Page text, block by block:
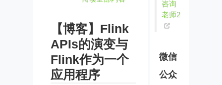
【博客】Flink
APIs的演变与
Flink作为一个
应用程序
咨询
老师2
微信
公众